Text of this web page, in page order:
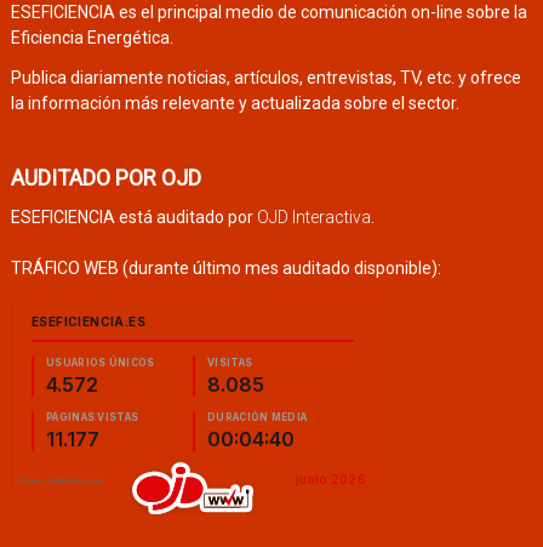
ESEFICIENCIA es el principal medio de comunicación on-line sobre la
Eficiencia Energética.
Publica diariamente noticias, artículos, entrevistas, TV, etc. y ofrece
la información más relevante y actualizada sobre el sector.
AUDITADO POR OJD
ESEFICIENCIA está auditado por OJD Interactiva
TRÁFICO WEB (durante último mes auditado disponible):